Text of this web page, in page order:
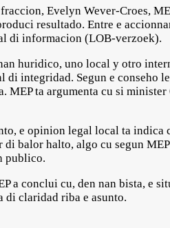
Evelyn Wever-Croes,
resultado. Entre e
di informacion (LOB-verzoek).
huridico, uno local y otro
di integridad. Segun e conseho
MEP ta argumenta cu si
e opinion legal local ta indica
balor halto, algo cu segun
publico.
a conclui cu, den nan bista, e
di claridad riba e asunto.